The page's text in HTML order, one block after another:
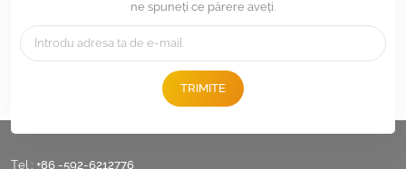
ne spuneți ce părere aveți.
TRIMITE
Tel : +86 -592-6212776